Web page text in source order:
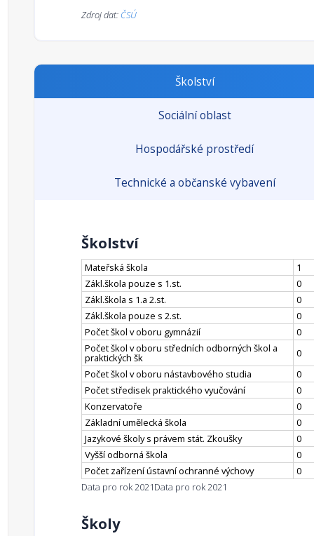
Zdroj dat: ČSÚ
Školství
Sociální oblast
Hospodářské prostředí
Technické a občanské vybavení
Školství
Mateřská škola
1
Zákl.škola pouze s 1.st.
0
Zákl.škola s 1.a 2.st.
0
Zákl.škola pouze s 2.st.
0
Počet škol v oboru gymnázií
0
Počet škol v oboru středních odborných škol a
praktických šk
0
Počet škol v oboru nástavbového studia
0
Počet středisek praktického vyučování
0
Konzervatoře
0
Základní umělecká škola
0
Jazykové školy s právem stát. Zkoušky
0
Vyšší odborná škola
0
Počet zařízení ústavní ochranné výchovy
0
Data pro rok 2021Data pro rok 2021
Školy